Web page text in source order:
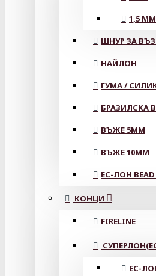
1,5
ШНУР ЗА
НАЙЛОН
ГУМА /
БРАЗИЛСКА
ВЪЖЕ 5MM
ВЪЖЕ 10MM
ЕС-ЛОН BEAD
КОНЦИ
FIRELINE
ЕС-